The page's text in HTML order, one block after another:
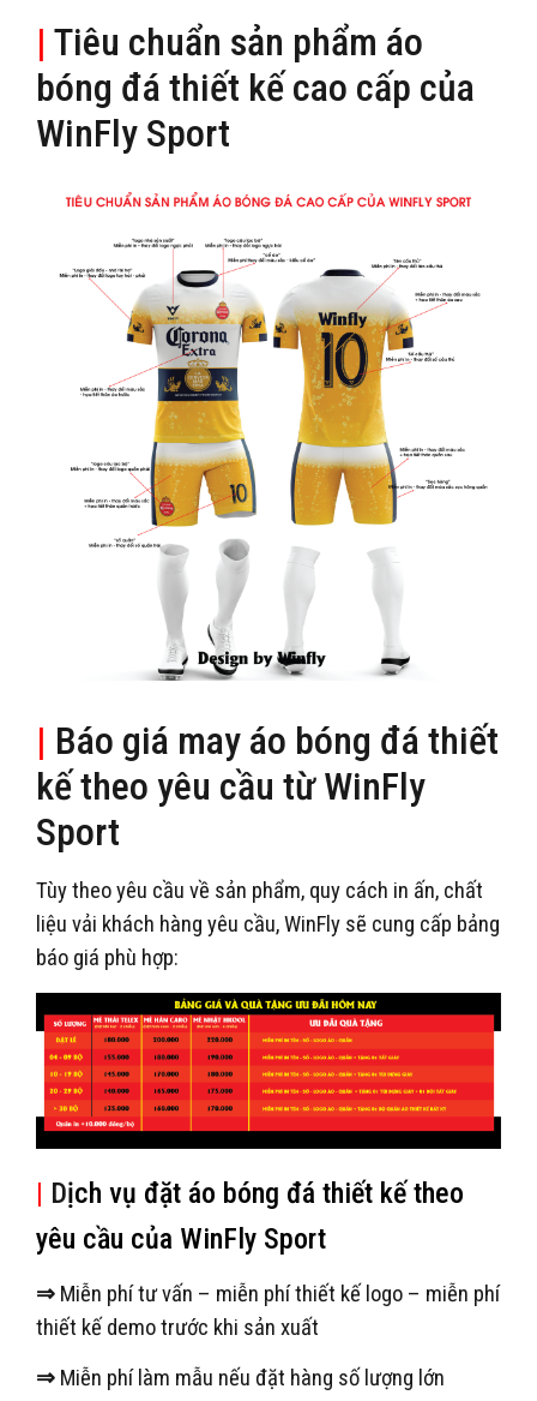
| Tiêu chuẩn sản phẩm áo
bóng đá thiết kế cao cấp của
WinFly Sport
| Báo giá may áo bóng đá thiết
kế theo yêu cầu từ WinFly
Sport
Tùy theo yêu cầu về sản phẩm, quy cách in ấn, chất
liệu vải khách hàng yêu cầu, WinFly sẽ cung cấp bảng
báo giá phù hợp:
| Dịch vụ đặt áo bóng đá thiết kế theo
yêu cầu của WinFly Sport
⇒ Miễn phí tư vấn – miễn phí thiết kế logo – miễn phí
thiết kế demo trước khi sản xuất
⇒ Miễn phí làm mẫu nếu đặt hàng số lượng lớn